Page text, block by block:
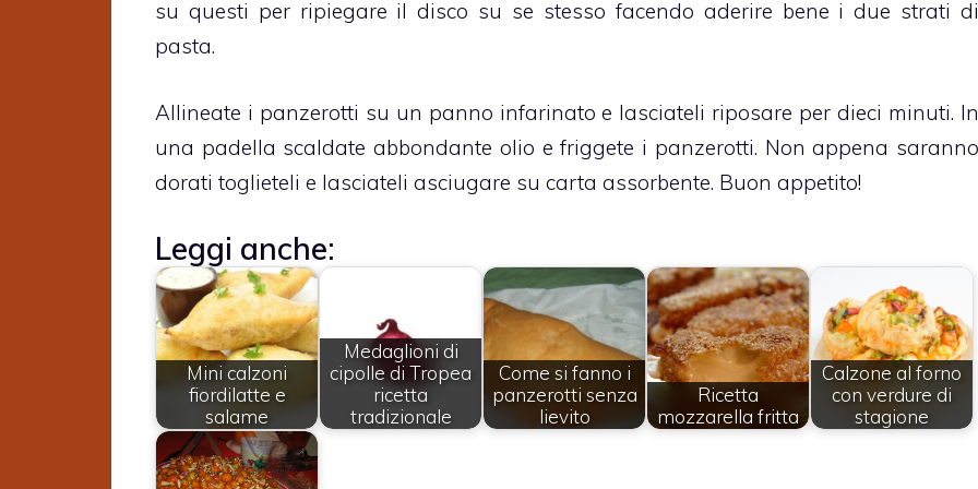
su questi per ripiegare il disco su se stesso facendo aderire bene i due strati di
pasta.
Allineate i panzerotti su un panno infarinato e lasciateli riposare per dieci minuti. In
una padella scaldate abbondante olio e friggete i panzerotti. Non appena saranno
dorati toglieteli e lasciateli asciugare su carta assorbente. Buon appetito!
Leggi anche:
Mini calzoni
fiordilatte e
salame
Medaglioni di
cipolle di Tropea
ricetta
tradizionale
Come si fanno i
panzerotti senza
lievito
Ricetta
mozzarella fritta
Calzone al forno
con verdure di
stagione